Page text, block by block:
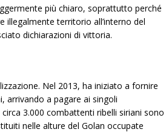
più chiaro, soprattutto perché
illegalmente territorio all’interno del
dichiarazioni di vittoria.
Nel 2013, ha iniziato a fornire
arrivando a pagare ai singoli
3.000 combattenti ribelli siriani sono
nelle alture del Golan occupate